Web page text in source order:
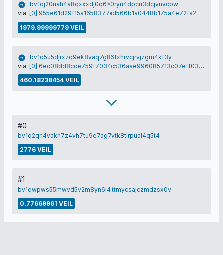
bv1qj20uah4a8qxxxdj0q6x0ryu4dpcu3dcjvnvcpw
via
[0] 955e61d29f15a1658377ad566b1a0448b175a4e72fa2d21d417a3bb7904351e7
1979.99999779 VEIL
bv1q5u5djrxzq9ek8vaq7g86fxhrvcjrvjzgm4kf3y
via [0] 6ec08dd8cce759f7034c536aae996085713c07eff038203ff0ffffe8b1c7aad1
460.18238454 VEIL
#0
bv1q2qn4vakh7z4vh7tu9e7ag7vtk8tlrpual4q5t4
2776 VEIL
#1
bv1qwpws55mwvd5v2m8yn6l4jttmycsajczmdzsx0v
0.77669961 VEIL